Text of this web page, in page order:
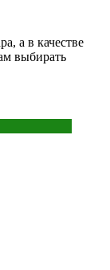
а в качестве
выбирать